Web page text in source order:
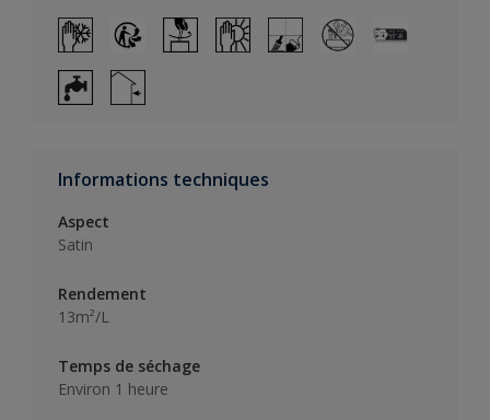
Informations techniques
Aspect
Satin
Rendement
13m²/L
Temps de séchage
Environ 1 heure